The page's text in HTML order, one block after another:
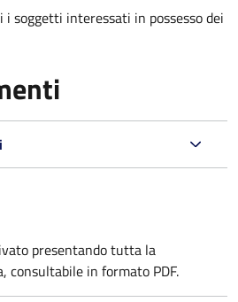
soggetti interessati in possesso dei
presentando tutta la
consultabile in formato PDF.